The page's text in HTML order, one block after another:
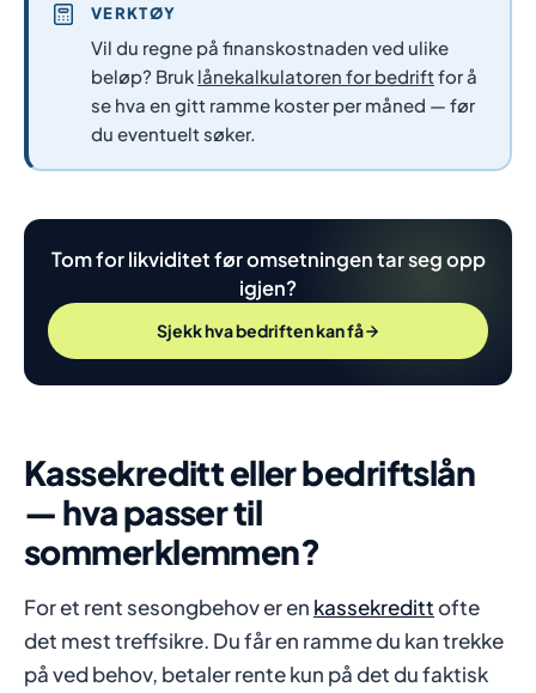
VERKTØY
Vil du regne på finanskostnaden ved ulike
beløp? Bruk lånekalkulatoren for bedrift for å
se hva en gitt ramme koster per måned — før
du eventuelt søker.
Tom for likviditet før omsetningen tar seg opp
igjen?
Sjekk hva bedriften kan få
Kassekreditt eller bedriftslån
— hva passer til
sommerklemmen?
For et rent sesongbehov er en kassekredittofte
det mest treffsikre. Du får en ramme du kan trekke
på ved behov, betaler rente kun på det du faktisk